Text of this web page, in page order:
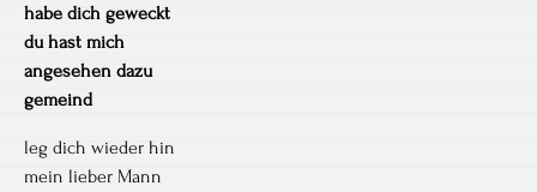
habe dich geweckt
du hast mich
angesehen dazu
gemeind
leg dich wieder hin
mein lieber Mann